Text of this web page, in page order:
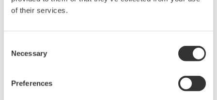
of their services.
Selection
Necessary
Preferences
販売単位
：
技術資料 ダウンロード